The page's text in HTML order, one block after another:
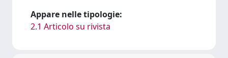
Appare nelle tipologie:
2.1 Articolo su rivista